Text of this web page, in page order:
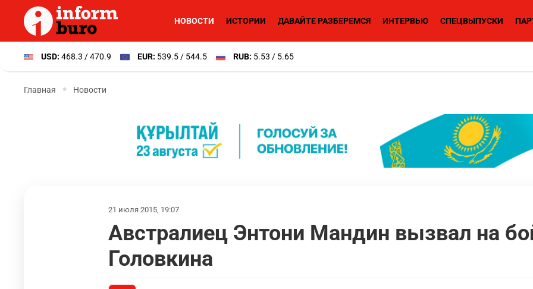
НОВОСТИ ИСТОРИИ ДАВАЙТЕ РАЗБЕРЕМСЯ ИНТЕРВЬЮ СПЕЦВЫПУСКИ
USD: 468.3 / 470.9 EUR: 539.5 / 544.5 RUB: 5.53 / 5.65
Главная Новости
21 июля 2015, 19:07
Австралиец Энтони Мандин вызвал на
Головкина